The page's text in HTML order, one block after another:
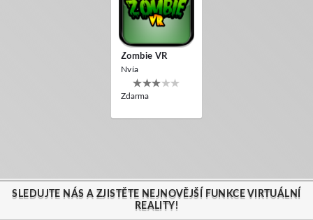
Zombie VR
Nvía
Zdarma
SLEDUJTE NÁS A ZJISTĚTE NEJNOVĚJŠÍ FUNKCE VIRTUÁLNÍ
REALITY!